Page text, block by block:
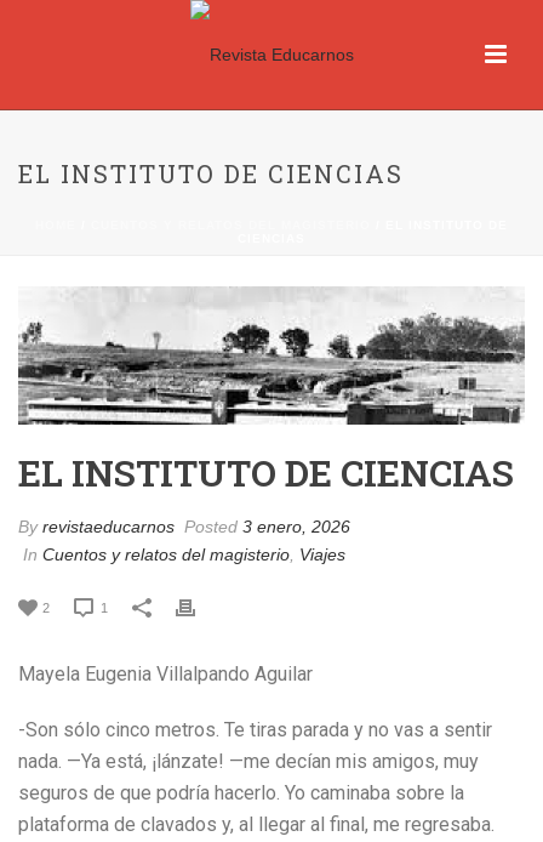
EL INSTITUTO DE CIENCIAS
EL INSTITUTO DE CIENCIAS
Byrevistaeducarnos Posted 3 enero, 2026
In Cuentos y relatos del magisterio Viajes
2 1
Mayela Eugenia Villalpando Aguilar
-Son sólo cinco metros. Te tiras parada y no vas a sentir
nada. —Ya está, ¡lánzate! —me decían mis amigos, muy
seguros de que podría hacerlo. Yo caminaba sobre la
plataforma de clavados y, al llegar al final, me regresaba.